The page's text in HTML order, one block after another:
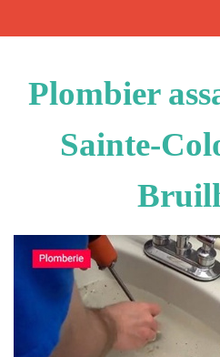
Plombier
Sainte-